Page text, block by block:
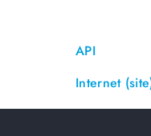
API
Internet